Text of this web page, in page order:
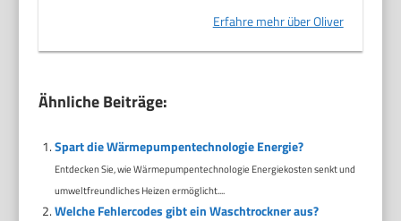
Erfahre mehr über Oliver
Ähnliche Beiträge:
Spart die Wärmepumpentechnologie Energie?
Entdecken Sie, wie Wärmepumpentechnologie Energiekosten senkt und
umweltfreundliches Heizen ermöglicht....
Welche Fehlercodes gibt ein Waschtrockner aus?